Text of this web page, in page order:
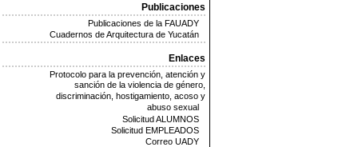
Publicaciones
Publicaciones de la FAUADY
Cuadernos de Arquitectura de Yucatán
Enlaces
Protocolo para la prevención, atención y
sanción de la violencia de género,
discriminación, hostigamiento, acoso y
abuso sexual
Solicitud ALUMNOS
Solicitud EMPLEADOS
Correo UADY